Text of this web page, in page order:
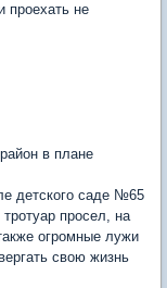
проехать не
в плане
детского саде №65
просел, на
огромные лужи
свою жизнь